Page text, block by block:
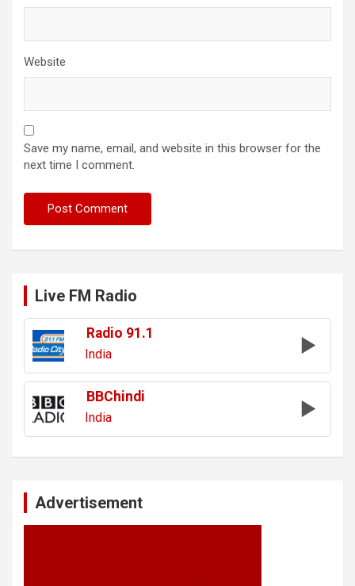
Website
Save my name, email, and website in this browser for the
next time I comment.
Live FM Radio
Radio 91.1
India
BBChindi
India
Advertisement